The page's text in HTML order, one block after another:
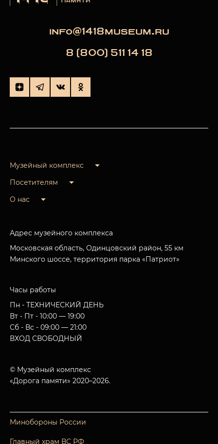
info@1418museum.ru
8 (800) 511 14 18
Музейный комплекс
Посетителям
О нас
Адрес музейного комплекса
Московская область, Одинцовский район, 55 км
Минского шоссе, территория парка «Патриот»
Часы работы
Пн - ТЕХНИЧЕСКИЙ ДЕНЬ
Вт - Пт - 10:00 — 19:00
Сб - Вс - 09:00 — 21:00
ВХОД СВОБОДНЫЙ
© Музейный комплекс
«Дорога памяти» 2020–2026.
Минобороны России
Главный храм ВС РФ